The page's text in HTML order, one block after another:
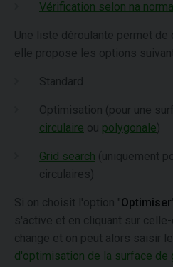
Vérification selon na
Une liste déroulante permet de
elle propose les options
Standard
Optimisation (pour une
circulaire ou polygonale)
Grid search (uniquement
circulaires)
Si on choisit l'option "Optimiser
s'active et en cliquant sur
change et on peut alors saisir
d'optimisation de la surface de